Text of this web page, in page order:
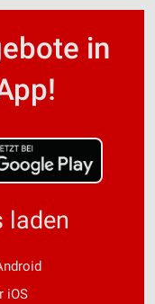
in
laden
iOS